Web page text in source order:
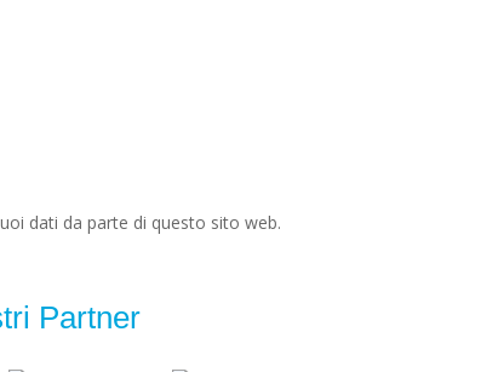
dati da parte di questo sito web.
Partner